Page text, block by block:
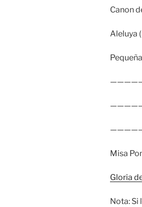
Canon
Aleluya
Misa
Gloria
Nota: